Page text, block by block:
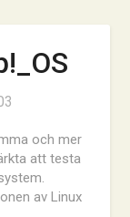
och mer
att testa
av Linux